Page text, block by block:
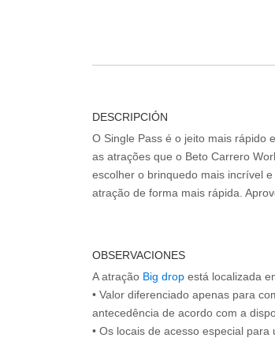
DESCRIPCIÓN
O Single Pass é o jeito mais rápido
as atrações que o Beto Carrero
escolher o brinquedo mais incrível
atração de forma mais rápida.
OBSERVACIONES
A atração Big drop está localizada
• Valor diferenciado apenas para
antecedência de acordo com a
• Os locais de acesso especial